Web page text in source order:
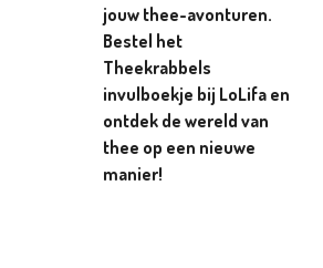
jouw thee-avonturen.
Bestel het
Theekrabbels
invulboekje bij LoLifa en
ontdek de wereld van
thee op een nieuwe
manier!